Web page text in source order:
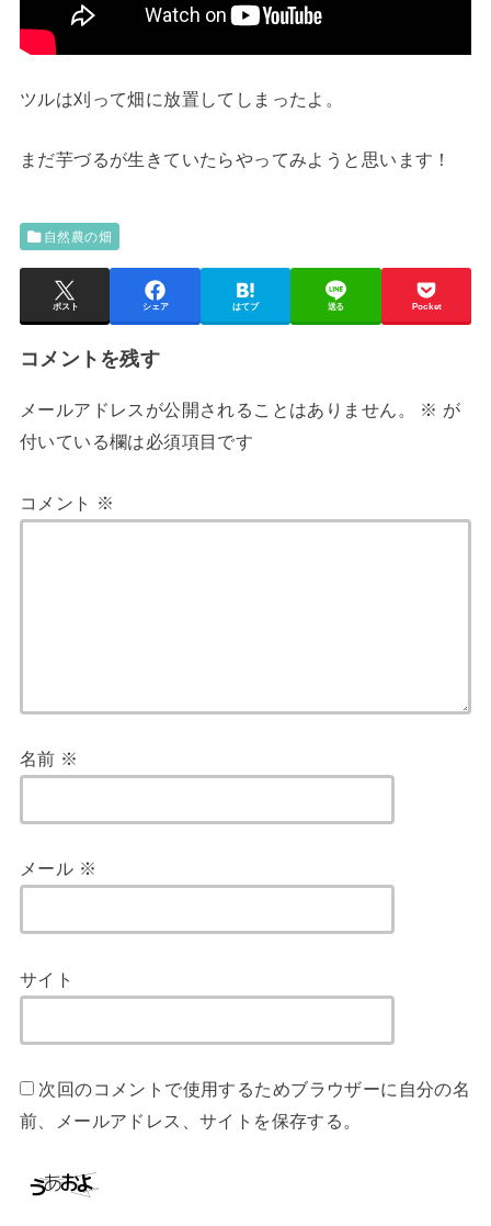
ツルは刈って畑に放置してしまったよ。
まだ芋づるが生きていたらやってみようと思います！
自然農の畑
ポスト シェア はてブ 送る Pocket
コメントを残す
メールアドレスが公開されることはありません。 ※ が
付いている欄は必須項目です
コメント ※
名前 ※
メール ※
サイト
次回のコメントで使用するためブラウザーに自分の名
前、メールアドレス、サイトを保存する。